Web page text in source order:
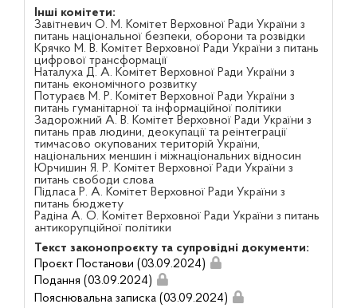
Інші комітети:
Завітневич О. М. Комітет Верховної Ради України з
питань національної безпеки, оборони та розвідки
Крячко М. В. Комітет Верховної Ради України з питань
цифрової трансформації
Наталуха Д. А. Комітет Верховної Ради України з
питань економічного розвитку
Потураєв М. Р. Комітет Верховної Ради України з
питань гуманітарної та інформаційної політики
Задорожний А. В. Комітет Верховної Ради України з
питань прав людини, деокупації та реінтеграції
тимчасово окупованих територій України,
національних меншин і міжнаціональних відносин
Юрчишин Я. Р. Комітет Верховної Ради України з
питань свободи слова
Підласа Р. А. Комітет Верховної Ради України з
питань бюджету
Радіна А. О. Комітет Верховної Ради України з питань
антикорупційної політики
Текст законопроєкту та супровідні документи:
Проєкт Постанови (03.09.2024)
Подання (03.09.2024)
Пояснювальна записка (03.09.2024)